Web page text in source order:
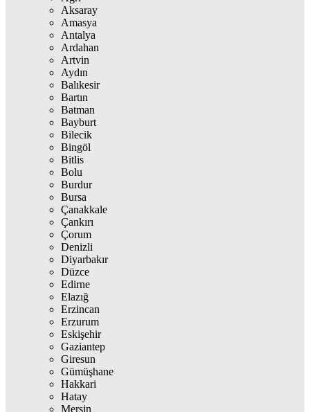
Aksaray
Amasya
Antalya
Ardahan
Artvin
Aydın
Balıkesir
Bartın
Batman
Bayburt
Bilecik
Bingöl
Bitlis
Bolu
Burdur
Bursa
Çanakkale
Çankırı
Çorum
Denizli
Diyarbakır
Düzce
Edirne
Elazığ
Erzincan
Erzurum
Eskişehir
Gaziantep
Giresun
Gümüşhane
Hakkari
Hatay
Mersin